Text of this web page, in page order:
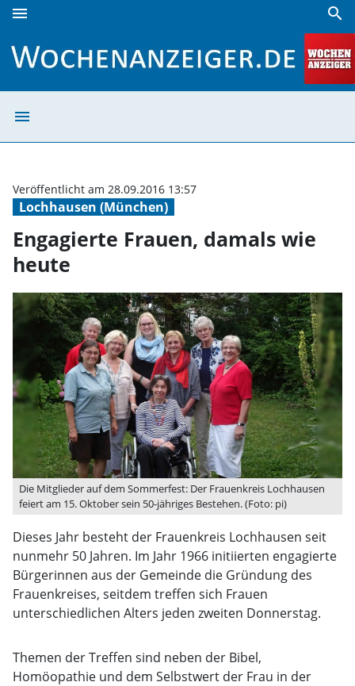
menu search
menu
Lochhausen (München)
Veröffentlicht am 28.09.2016 13:57
Engagierte Frauen, damals wie
heute
Die Mitglieder auf dem Sommerfest: Der Frauenkreis Lochhausen
feiert am 15. Oktober sein 50-jähriges Bestehen. (Foto: pi)
Dieses Jahr besteht der Frauenkreis Lochhausen seit
nunmehr 50 Jahren. Im Jahr 1966 initiierten engagierte
Bürgerinnen aus der Gemeinde die Gründung des
Frauenkreises, seitdem treffen sich Frauen
unterschiedlichen Alters jeden zweiten Donnerstag.
Themen der Treffen sind neben der Bibel,
Homöopathie und dem Selbstwert der Frau in der